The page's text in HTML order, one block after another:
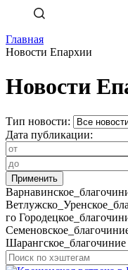
Главная
Новости Епархии
Новости
Тип новости:
Дата публикации:
го
Шарангское_благочиние